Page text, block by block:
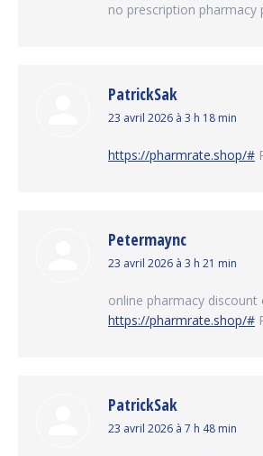
no prescription pharmacy
PatrickSak
dit
23 avril 2026 à 3 h 18 min
https://pharmrate.shop/#
Petermaync
dit
23 avril 2026 à 3 h 21 min
online pharmacy discount
https://pharmrate.shop/#
PatrickSak
dit
23 avril 2026 à 7 h 48 min